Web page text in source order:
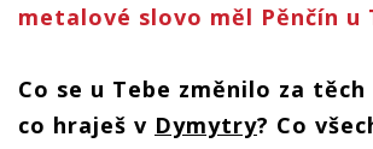
metalové slovo měl Pěnčín u
Co se u Tebe změnilo za
co hraješ v Dymytry? Co